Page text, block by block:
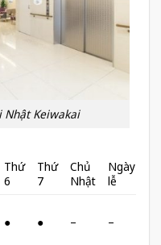
Nhật Keiwakai
Thứ
6
Thứ
7
Chủ
Nhật
Ngày
lễ
● ● – –